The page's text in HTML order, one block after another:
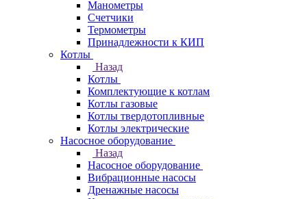
Манометры
Счетчики
Термометры
Принадлежности к КИП
Котлы
Назад
Котлы
Комплектующие к котлам
Котлы газовые
Котлы твердотопливные
Котлы электрические
Насосное оборудование
Назад
Насосное оборудование
Вибрационные насосы
Дренажные насосы